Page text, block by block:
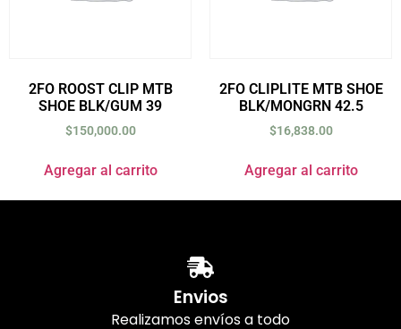
2FO ROOST CLIP MTB
SHOE BLK/GUM 39
$150,000.00
Agregar al carrito
2FO CLIPLITE MTB SHOE
BLK/MONGRN 42.5
$16,838.00
Agregar al carrito
Envios
Realizamos envíos a todo